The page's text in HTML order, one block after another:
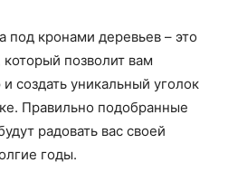
под кронами деревьев – это
позволит вам
создать уникальный уголок
Правильно подобранные
радовать вас своей
годы.